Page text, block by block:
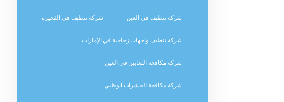
شركة تنظيف في العين شركة تنظيف في الفجيرة
شركة تنظيف واجهات زجاجية في الإمارات
شركة مكافحة الثعابين في العين
شركة مكافحة الحشرات ابوظبي